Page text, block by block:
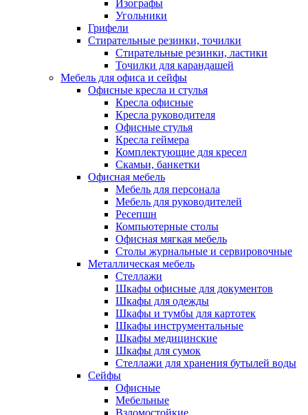
Изографы
Угольники
Грифели
Стирательные резинки, точилки
Стирательные резинки, ластики
Точилки для карандашей
Мебель для офиса и сейфы
Офисные кресла и стулья
Кресла офисные
Кресла руководителя
Офисные стулья
Кресла геймера
Комплектующие для кресел
Скамьи, банкетки
Офисная мебель
Мебель для персонала
Мебель для руководителей
Ресепшн
Компьютерные столы
Офисная мягкая мебель
Столы журнальные и сервировочные
Металлическая мебель
Стеллажи
Шкафы офисные для документов
Шкафы для одежды
Шкафы и тумбы для картотек
Шкафы инструментальные
Шкафы медицинские
Шкафы для сумок
Стеллажи для хранения бутылей воды
Сейфы
Офисные
Мебельные